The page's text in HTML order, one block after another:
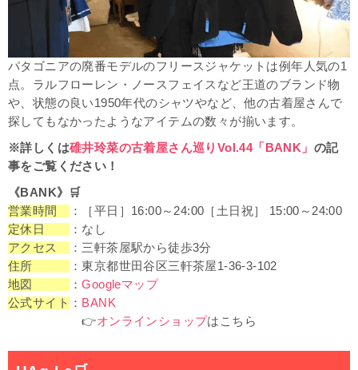
パタゴニアの廃番モデルのフリースジャケットは例年人気の1
点。ラルフローレン・ノースフェイスなど王道のブランド物
や、状態の良い1950年代のシャツやなど、他の古着屋さんで
探してもなかったようなアイテムの数々が揃います。
※詳しくは碓井玲菜の古着屋さん巡りVol.44「BANK」 の記
事をご覧ください！
《BANK》 🛒
営業時間
：［平日］16:00～24:00［土日祝］ 15:00～24:00
定休日
：なし
アクセス
：三軒茶屋駅から徒歩3分
住所
：東京都世田谷区三軒茶屋1-36-3-102
地図
：Googleマップ
公式サイト ： BANK
👉オンラインショップはこちら